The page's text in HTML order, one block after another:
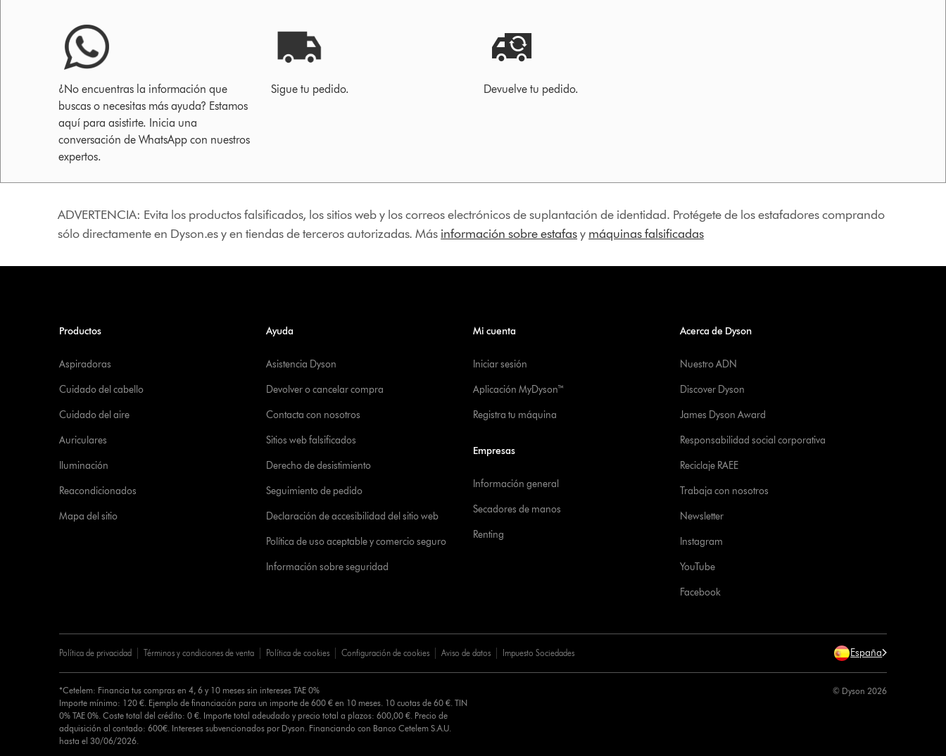
¿No encuentras la información que
buscas o necesitas más ayuda? Estamos
aquí para asistirte. Inicia una
conversación de WhatsApp con nuestros
expertos.
Sigue tu pedido. Devuelve tu pedido.
ADVERTENCIA: Evita los productos falsificados, los sitios web y los correos electrónicos de suplantación de identidad. Protégete de los estafadores comprando
sólo directamente en Dyson.es y en tiendas de terceros autorizadas. Más información sobre estafasy máquinas falsificadas
Productos
Aspiradoras
Cuidado del cabello
Cuidado del aire
Auriculares
Iluminación
Reacondicionados
Mapa del sitio
Ayuda
Asistencia Dyson
Devolver o cancelar compra
Contacta con nosotros
Sitios web falsificados
Derecho de desistimiento
Seguimiento de pedido
Declaración de accesibilidad del sitio web
Política de uso aceptable y comercio seguro
Información sobre seguridad
Mi cuenta
Iniciar sesión
Aplicación MyDyson™
Registra tu máquina
Empresas
Información general
Secadores de manos
Renting
Acerca de Dyson
Nuestro ADN
Discover Dyson
James Dyson Award
Responsabilidad social corporativa
Reciclaje RAEE
Trabaja con nosotros
Newsletter
Instagram
YouTube
Facebook
Política de privacidad Términos y condiciones de venta Política de cookies Configuración de cookies Aviso de datos Impuesto Sociedades España
*Cetelem: Financia tus compras en 4, 6 y 10 meses sin intereses TAE 0%
Importe mínimo: 120 €. Ejemplo de financiación para un importe de 600 € en 10 meses. 10 cuotas de 60 €. TIN
0% TAE 0%. Coste total del crédito: 0 €. Importe total adeudado y precio total a plazos: 600,00 €. Precio de
adquisición al contado: 600€. Intereses subvencionados por Dyson. Financiando con Banco Cetelem S.A.U.
hasta el 30/06/2026.
© Dyson 2026